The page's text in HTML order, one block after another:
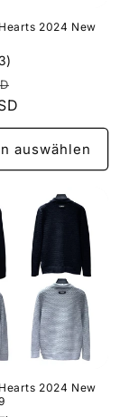
2024 New
auswählen
2024 New